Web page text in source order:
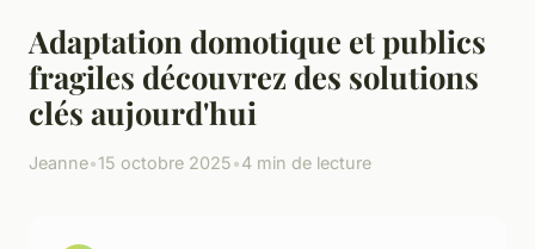
Adaptation domotique et publics
fragiles découvrez des solutions
clés aujourd'hui
Jeanne•15 octobre 2025•4 min de lecture